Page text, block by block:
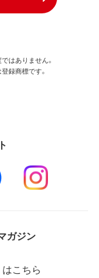
はありません。
録商標です。
ガジン
はこちら